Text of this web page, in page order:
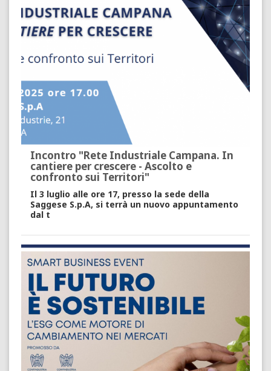
Incontro "Rete Industriale Campana. In
cantiere per crescere - Ascolto e
confronto sui Territori"
Il 3 luglio alle ore 17, presso la sede della
Saggese S.p.A, si terrà un nuovo appuntamento
dal t